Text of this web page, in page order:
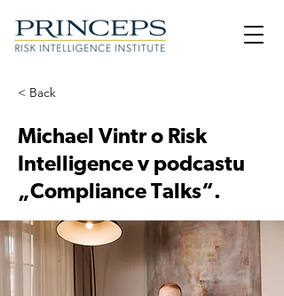
< Back
Michael Vintr o Risk
Intelligence v podcastu
„Compliance Talks“.